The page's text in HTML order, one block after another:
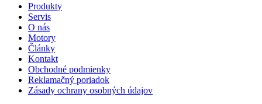
Produkty
Servis
O nás
Motory
Články
Kontakt
Obchodné podmienky
Reklamačný poriadok
Zásady ochrany osobných údajov